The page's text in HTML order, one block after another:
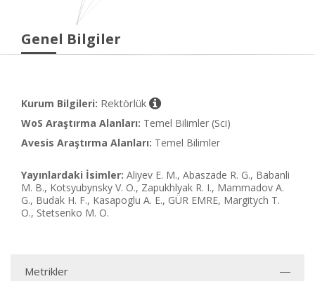
Genel Bilgiler
Kurum Bilgileri: Rektörlük
WoS Araştırma Alanları: Temel Bilimler (Sci)
Avesis Araştırma Alanları: Temel Bilimler
Yayınlardaki İsimler: Aliyev E. M., Abaszade R. G., Babanli
M. B., Kotsyubynsky V. O., Zapukhlyak R. I., Mammadov A.
G., Budak H. F., Kasapoglu A. E., GÜR EMRE, Margitych T.
O., Stetsenko M. O.
Metrikler